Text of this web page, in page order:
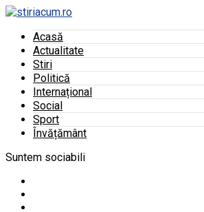
Acasă
Actualitate
Stiri
Politică
Internațional
Social
Sport
Învățământ
Suntem sociabili